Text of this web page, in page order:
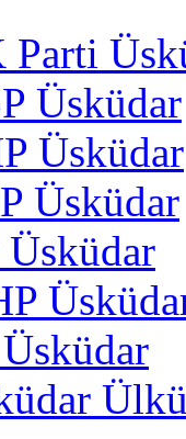
Parti
Üsküdar
Üsküdar
Üsküdar
Üsküdar